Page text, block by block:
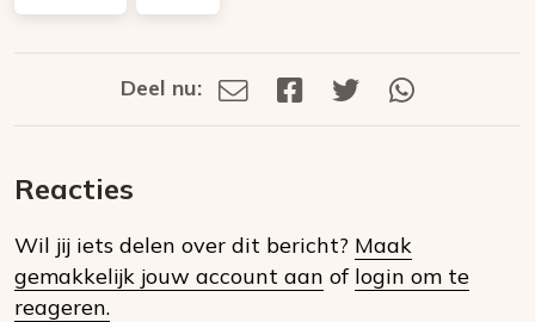
Deel
social
Deel nu:
Deel
Deel
Deel
Reacties
Wil jij iets delen over dit bericht? Maak
gemakkelijk jouw account aan of login om te
reageren.